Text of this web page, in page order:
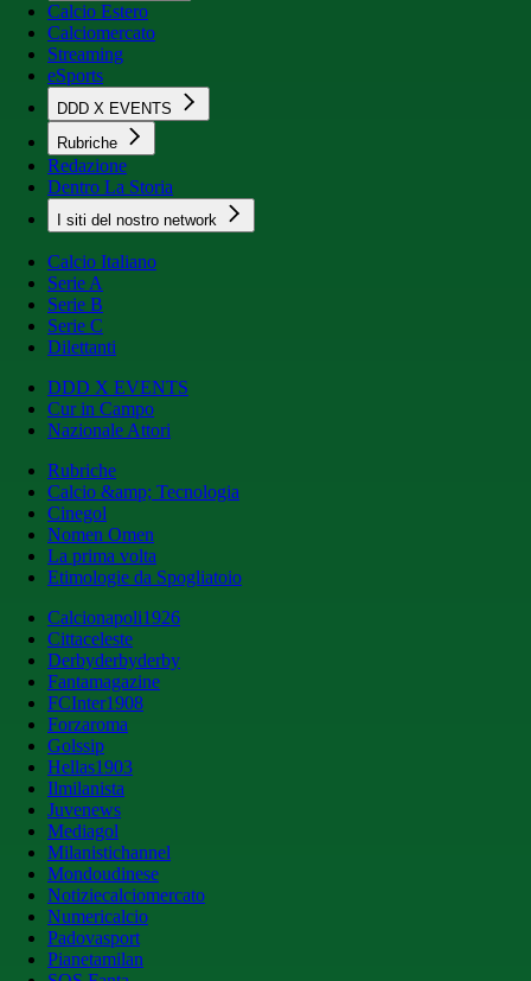
Calcio Estero
Calciomercato
Streaming
eSports
DDD X EVENTS
Rubriche
Redazione
Dentro La Storia
I siti del nostro network
Calcio Italiano
Serie A
Serie B
Serie C
Dilettanti
DDD X EVENTS
Cur in Campo
Nazionale Attori
Rubriche
Calcio &amp; Tecnologia
Cinegol
Nomen Omen
La prima volta
Etimologie da Spogliatoio
Calcionapoli1926
Cittaceleste
Derbyderbyderby
Fantamagazine
FCInter1908
Forzaroma
Golssip
Hellas1903
Ilmilanista
Juvenews
Mediagol
Milanistichannel
Mondoudinese
Notiziecalciomercato
Numericalcio
Padovasport
Pianetamilan